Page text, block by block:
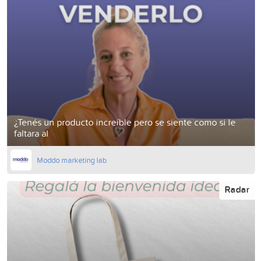
¿Tenés un producto increíble pero se siente como si le
faltara al
Moddo marketing lab
Radar